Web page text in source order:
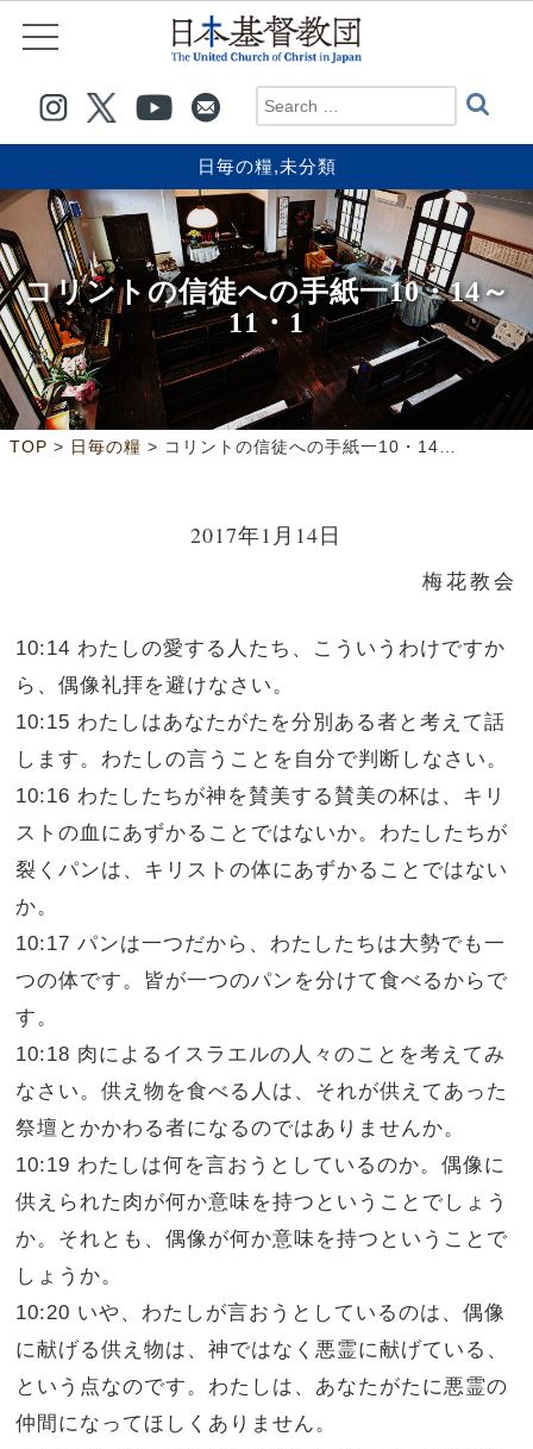
日毎の糧,未分類
コリントの信徒への手紙一10・14～
11・1
TOP > 日毎の糧 > コリントの信徒への手紙一10・14～11・1
2017年1月14日
梅花教会
10:14 わたしの愛する人たち、こういうわけですか
ら、偶像礼拝を避けなさい。
10:15 わたしはあなたがたを分別ある者と考えて話
します。わたしの言うことを自分で判断しなさい。
10:16 わたしたちが神を賛美する賛美の杯は、キリ
ストの血にあずかることではないか。わたしたちが
裂くパンは、キリストの体にあずかることではない
か。
10:17 パンは一つだから、わたしたちは大勢でも一
つの体です。皆が一つのパンを分けて食べるからで
す。
10:18 肉によるイスラエルの人々のことを考えてみ
なさい。供え物を食べる人は、それが供えてあった
祭壇とかかわる者になるのではありませんか。
10:19 わたしは何を言おうとしているのか。偶像に
供えられた肉が何か意味を持つということでしょう
か。それとも、偶像が何か意味を持つということで
しょうか。
10:20 いや、わたしが言おうとしているのは、偶像
に献げる供え物は、神ではなく悪霊に献げている、
という点なのです。わたしは、あなたがたに悪霊の
仲間になってほしくありません。